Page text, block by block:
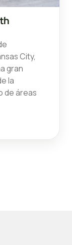
City,
gran
la
de áreas